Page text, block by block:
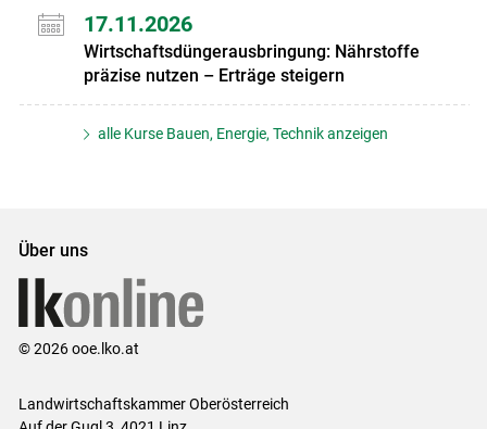
17.11.2026
Wirtschaftsdüngerausbringung: Nährstoffe
präzise nutzen – Erträge steigern
alle Kurse Bauen, Energie, Technik anzeigen
Über uns
© 2026 ooe.lko.at
Landwirtschaftskammer Oberösterreich